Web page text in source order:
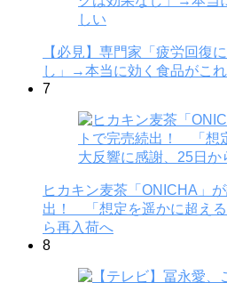
【必見】専門家「疲労回復
し」→本当に効く食品がこ
7
ヒカキン麦茶「ONICHA」
出！ 「想定を遥かに超え
ら再入荷へ
8